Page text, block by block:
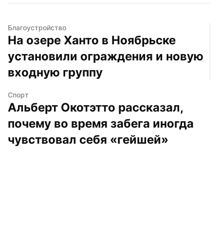
Благоустройство
На озере Ханто в Ноябрьске
установили ограждения и новую
входную группу
Спорт
Альберт Окотэтто рассказал,
почему во время забега иногда
чувствовал себя «гейшей»